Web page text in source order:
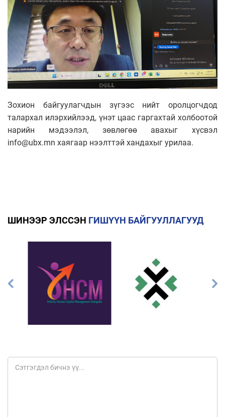
Зохион байгуулагчдын зүгээс нийт оролцогчдод
талархал илэрхийлээд, үнэт цаас гаргахтай холбоотой
нарийн мэдээлэл, зөвлөгөө авахыг хүсвэл
info@ubx.mn хаягаар нээлттэй хандахыг урилаа.
ШИНЭЭР ЭЛССЭН ГИШҮҮН БАЙГУУЛЛАГУУД